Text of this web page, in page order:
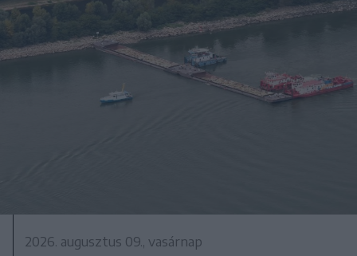
2026. augusztus 09., vasárnap